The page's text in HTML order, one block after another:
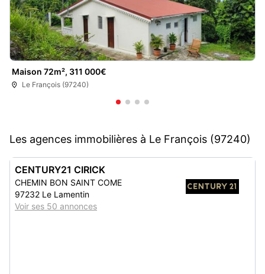
Maison 72m², 311 000€
Le François (97240)
Les agences immobilières à Le François (97240)
CENTURY21 CIRICK
CHEMIN BON SAINT COME
97232 Le Lamentin
Voir ses 50 annonces